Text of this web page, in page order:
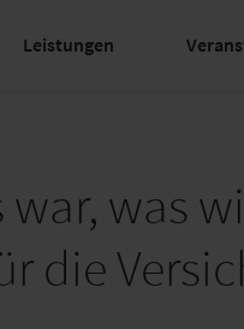
Leistungen
war, was
die